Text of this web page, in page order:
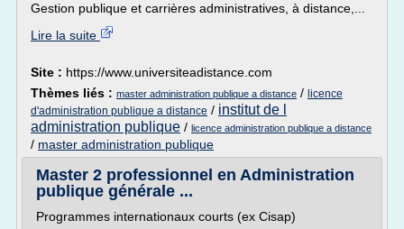
Gestion publique et carrières administratives, à distance,...
Lire la suite
Site : https://www.universiteadistance.com
Thèmes liés : master administration publique a distance / licence
d'administration publique a distance / institut de l
administration publique / licence administration publique a distance
/ master administration publique
Master 2 professionnel en Administration
publique générale ...
Programmes internationaux courts (ex Cisap)